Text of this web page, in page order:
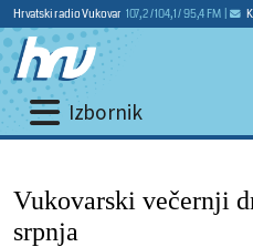
Hrvatski radio Vukovar 107,2 / 104,1 / 95,4 FM
Izbornik
Vukovarski večernji
srpnja